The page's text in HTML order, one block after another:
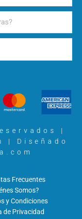
|
| Diseñado
Frecuentes
Somos?
y Condiciones
de Privacidad